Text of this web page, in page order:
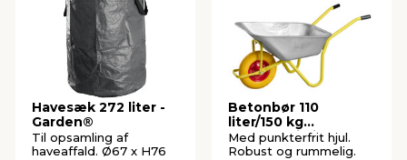
Havesæk 272 liter -
Garden®
Til opsamling af
haveaffald. Ø67 x H76
Betonbør 110
liter/150 kg
punkterfri hjul -
Garden®
Med punkterfrit hjul.
Robust og rummelig.